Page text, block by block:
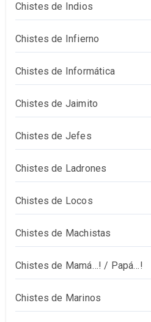
Chistes de Indios
Chistes de Infierno
Chistes de Informática
Chistes de Jaimito
Chistes de Jefes
Chistes de Ladrones
Chistes de Locos
Chistes de Machistas
Chistes de Mamá…! / Papá…!
Chistes de Marinos